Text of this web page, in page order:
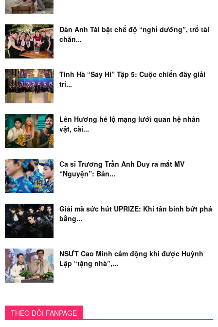
Dàn Anh Tài bật chế độ “nghỉ dưỡng”, trổ tài
chăn...
Tinh Hà “Say Hi” Tập 5: Cuộc chiến đầy giải
trí...
Lên Hương hé lộ mạng lưới quan hệ nhân
vật, cài...
Ca sĩ Trương Trần Anh Duy ra mắt MV
“Nguyện”: Bản...
Giải mã sức hút UPRIZE: Khi tân binh bứt phá
bằng...
NSƯT Cao Minh cảm động khi được Huỳnh
Lập “tặng nhà”,...
THEO DÕI FANPAGE